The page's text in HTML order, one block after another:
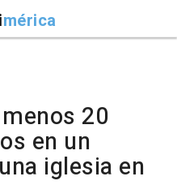
mérica
20
en un
iglesia en